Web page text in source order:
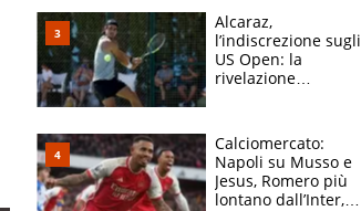
e vota Aprilia
Alcaraz,
l’indiscrezione sugli
US Open: la
rivelazione
B. Rune verso la
rinuncia
Calciomercato:
Napoli su Musso e
Jesus, Romero più
lontano dall’Inter,